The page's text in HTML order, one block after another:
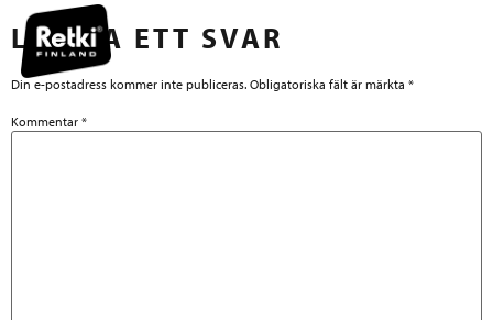
LÄMNA ETT SVAR
Din e-postadress kommer inte publiceras. Obligatoriska fält är märkta *
Kommentar *